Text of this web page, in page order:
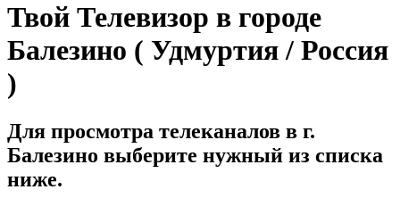
Твой Телевизор в городе
Балезино ( Удмуртия / Россия
)
Для просмотра телеканалов в г.
Балезино выберите нужный из списка
ниже.